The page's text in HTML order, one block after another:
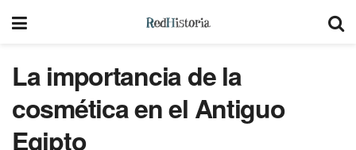
La importancia de la
cosmética en el Antiguo
Egipto